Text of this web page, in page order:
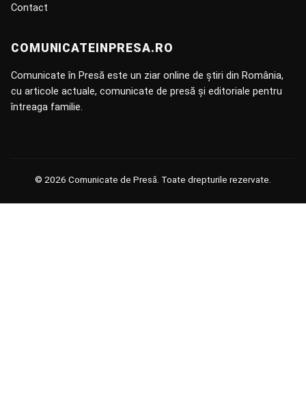
Contact
COMUNICATEINPRESA.RO
Comunicate în Presă este un ziar online de știri din România,
cu articole actuale, comunicate de presă și editoriale pentru
întreaga familie.
© 2026 Comunicate de Presă. Toate drepturile rezervate.